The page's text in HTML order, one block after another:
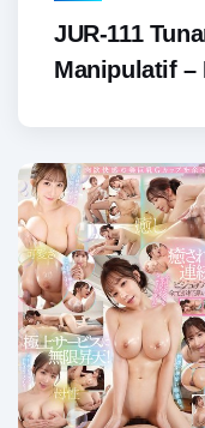
JUR-111
Manipulatif –